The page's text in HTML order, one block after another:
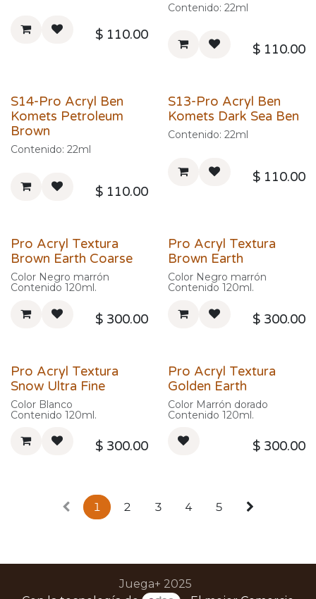
$ 110.00
Contenido: 22ml
$ 110.00
S14-Pro Acryl Ben
Komets Petroleum
Brown
Contenido: 22ml
$ 110.00
S13-Pro Acryl Ben
Komets Dark Sea Ben
Contenido: 22ml
$ 110.00
Pro Acryl Textura
Brown Earth Coarse
Color Negro marrón
Contenido 120ml.
$ 300.00
Pro Acryl Textura
Brown Earth
Color Negro marrón
Contenido 120ml.
$ 300.00
Pro Acryl Textura
Snow Ultra Fine
Color Blanco
Contenido 120ml.
$ 300.00
Pro Acryl Textura
Golden Earth
Color Marrón dorado
Contenido 120ml.
$ 300.00
1 2 3 4 5
Juega+ 2025